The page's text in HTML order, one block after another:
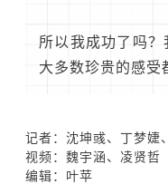
所以我成功了吗
大多数珍贵的感受
记者：沈坤彧、丁梦婕
视频：魏宇涵、凌贤哲
编辑：叶苹